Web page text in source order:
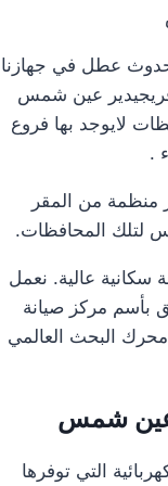
حدوث عطل في جهازنا
عين شمس
لايوجد بها فروع
.
من المقر
لتلك المحافظات.
سكانية عالية. نعمل
بأسم مركز صيانة
البحث العالمي
عين شمس
التي توفرها